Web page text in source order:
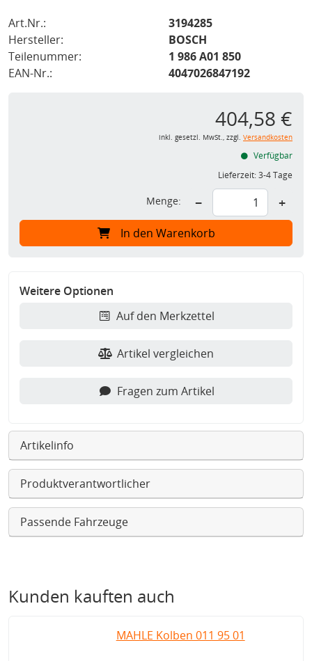
Art.Nr.:
3194285
Hersteller:
BOSCH
Teilenummer:
1 986 A01 850
EAN-Nr.:
4047026847192
404,58 €
inkl. gesetzl. MwSt., zzgl. Versandkosten
Verfügbar
Lieferzeit:3-4 Tage
Menge: − +
In den Warenkorb
Weitere Optionen
Auf den Merkzettel
Artikel vergleichen
Fragen zum Artikel
Artikelinfo
Produktverantwortlicher
Passende Fahrzeuge
Kunden kauften auch
MAHLE Kolben 011 95 01